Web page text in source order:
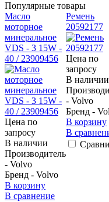
Популярные товары
Масло
моторное
минеральное
VDS - 3 15W -
40 / 23909456
Цена по
запросу
В наличии
Производитель
- Volvo
Бренд - Volvo
В корзину
В сравнение
Ремень
20592177
Цена по
запросу
В наличии
- Volvo
Бренд -
В корзину
В